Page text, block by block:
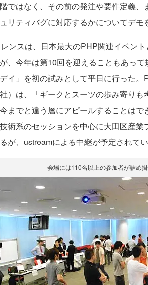
ではなく、その前の発注や要件定義
リティバグに対応するかについてデモ
ンスは、日本最大のPHP関連イベン
、今年は第10回を迎えることもあっ
イ」を初の試みとして平日に行った
）は、「ギークとスーツの歩み寄り
までと違う層にアピールすることはで
術系のセッションを中心に大田区産
が、ustreamによる中継が予定されてい
会場には110名以上の参加者が詰め掛